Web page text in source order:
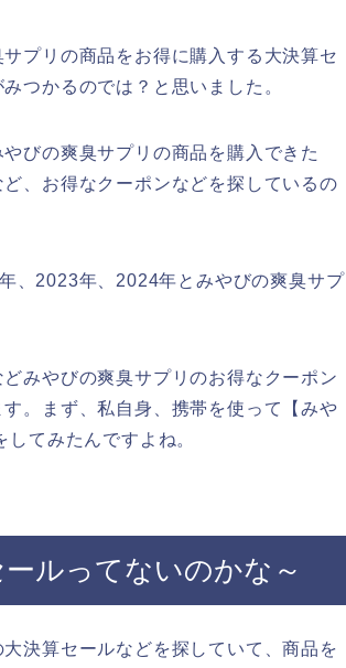
プリの商品をお得に購入する大決算セ
つかるのでは？と思いました。
びの爽臭サプリの商品を購入できた
、お得なクーポンなどを探しているの
、2023年、2024年とみやびの爽臭サプ
みやびの爽臭サプリのお得なクーポン
。まず、私自身、携帯を使って【みや
てみたんですよね。
ルってないのかな～
決算セールなどを探していて、商品を